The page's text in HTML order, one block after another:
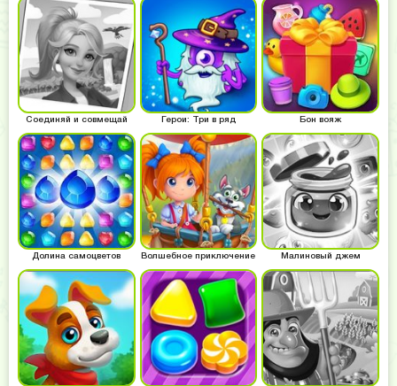
Соединяй и совмещай Герои: Три в ряд Бон вояж
Долина самоцветов Волшебное приключение Малиновый джем